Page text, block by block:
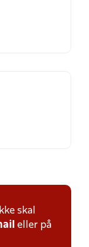
skal
eller på